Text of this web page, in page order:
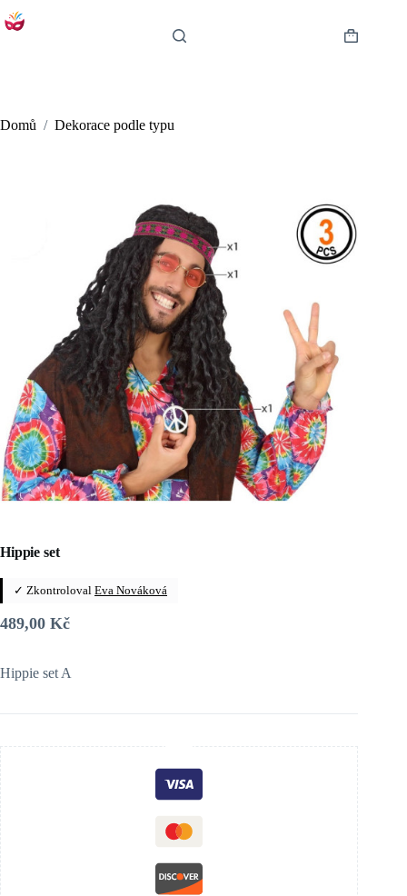
to
Shopping
Domů / Dekorace podle typu
Hippie set
✓ Zkontroloval Eva Nováková
489,00 Kč
Hippie set A